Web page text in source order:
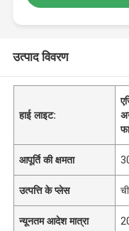
उत्पाद विवरण
हाई लाइट:
आपूर्ति की क्षमता
उत्पत्ति के प्लेस
न्यूनतम आदेश मात्रा